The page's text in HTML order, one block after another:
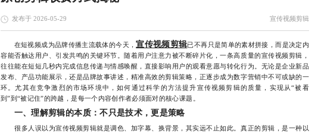
发布于 2026-05-29 宣传视频剪辑
在短视频成为品牌传播主流载体的今天，宣传视频剪辑已不再只是简单的素材拼接，而是决定内
容能否触达用户、引发共鸣的关键环节。随着用户注意力被不断碎片化，一条高质量的宣传视频剪辑，
往往能在短短几秒内完成信息传递与情感唤醒，直接影响用户的观看意愿与转化行为。无论是企业新品
发布、产品功能展示，还是品牌故事讲述，精准高效的剪辑策略，正逐步成为数字营销中不可或缺的一
环。尤其在竞争激烈的市场环境中，如何通过科学的方法提升宣传视频剪辑的质量，实现从“被看
到”到“被记住”的跨越，是每一个内容创作者必须面对的核心课题。
一、理解剪辑的本质：不只是技术，更是策略
很多人误以为宣传视频剪辑就是调色、加字幕、换背景，其实远不止如此。真正的剪辑，是一种以